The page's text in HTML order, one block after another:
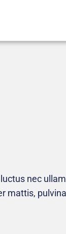
nec
mattis,